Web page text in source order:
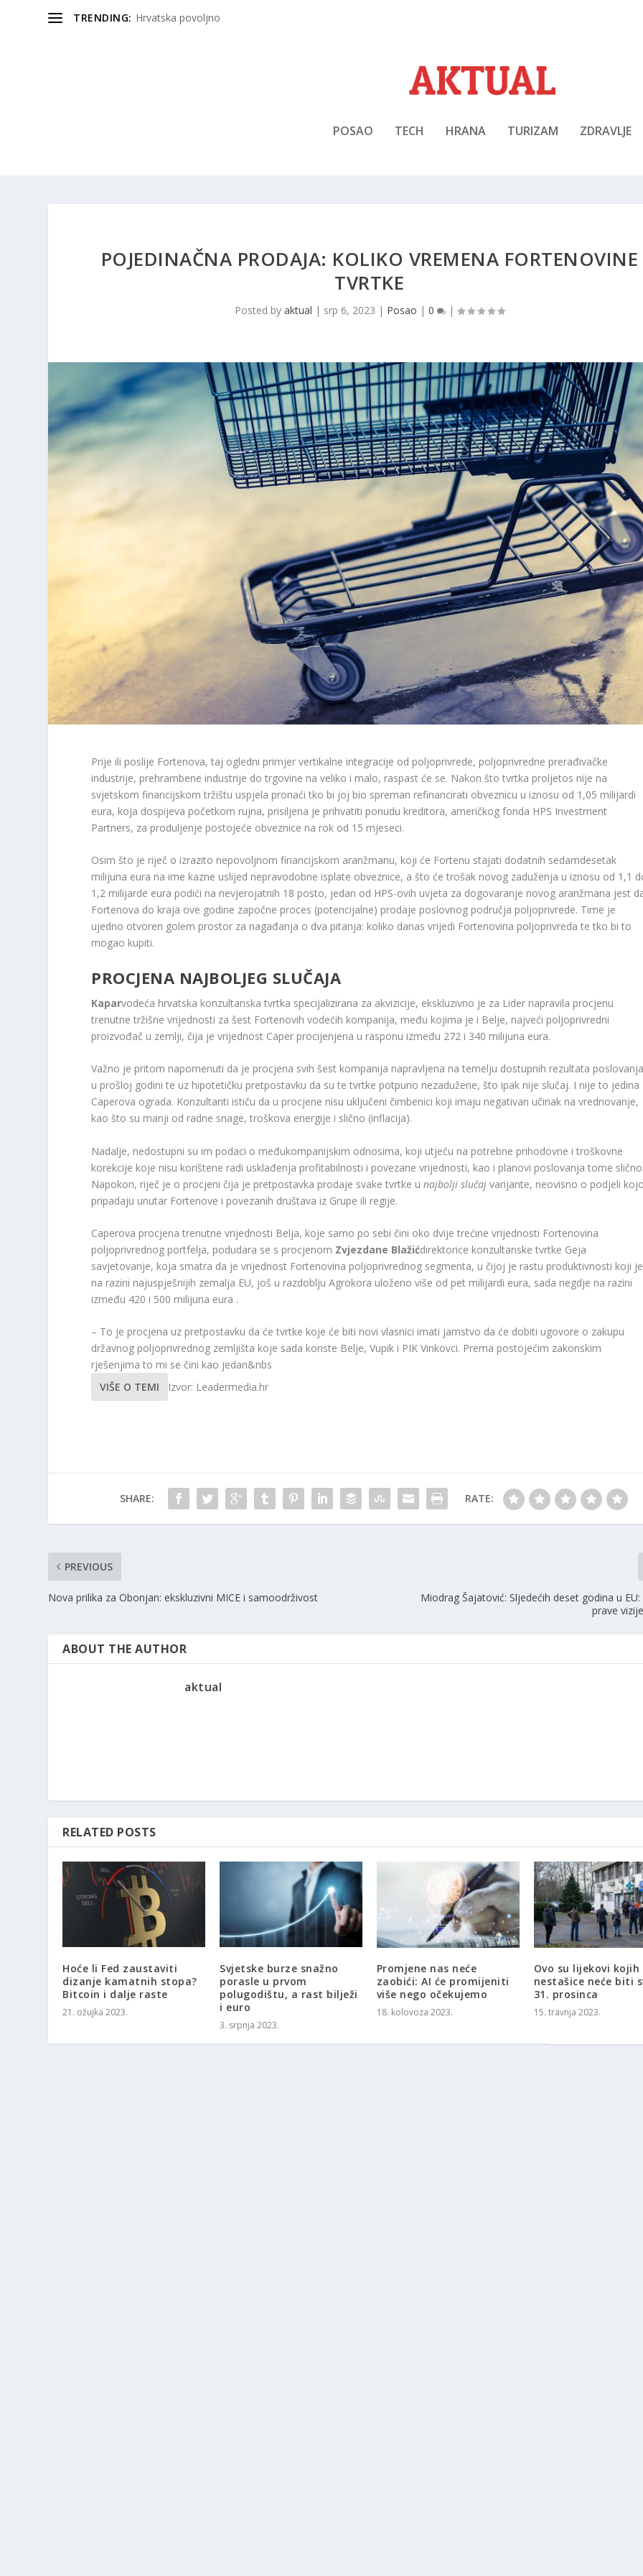
TRENDING: Hrvatska povoljno
POSAO TECH HRANA TURIZAM ZDRAVLJE
POJEDINAČNA PRODAJA: KOLIKO VREMENA FORTENOVINE
TVRTKE
Posted by aktual | srp 6, 2023 | Posao | 0 |
Prije ili poslije Fortenova, taj ogledni primjer vertikalne integracije od poljoprivrede, poljoprivredne prerađivačke
industrije, prehrambene industrije do trgovine na veliko i malo, raspast će se. Nakon što tvrtka proljetos nije na
svjetskom financijskom tržištu uspjela pronaći tko bi joj bio spreman refinancirati obveznicu u iznosu od 1,05 milijardi
eura, koja dospijeva početkom rujna, prisiljena je prihvatiti ponudu kreditora, američkog fonda HPS Investment
Partners, za produljenje postojeće obveznice na rok od 15 mjeseci.
Osim što je riječ o izrazito nepovoljnom financijskom aranžmanu, koji će Fortenu stajati dodatnih sedamdesetak
milijuna eura na ime kazne uslijed nepravodobne isplate obveznice, a što će trošak novog zaduženja u iznosu od 1,1
1,2 milijarde eura podići na nevjerojatnih 18 posto, jedan od HPS-ovih uvjeta za dogovaranje novog aranžmana jest
Fortenova do kraja ove godine započne proces (potencijalne) prodaje poslovnog područja poljoprivrede. Time je
ujedno otvoren golem prostor za nagađanja o dva pitanja: koliko danas vrijedi Fortenovina poljoprivreda te tko bi to
mogao kupiti.
PROCJENA NAJBOLJEG SLUČAJA
Kaparvodeća hrvatska konzultanska tvrtka specijalizirana za akvizicije, ekskluzivno je za Lider napravila procjenu
trenutne tržišne vrijednosti za šest Fortenovih vodećih kompanija, među kojima je i Belje, najveći poljoprivredni
proizvođač u zemlji, čija je vrijednost Caper procijenjena u rasponu između 272 i 340 milijuna eura.
Važno je pritom napomenuti da je procjena svih šest kompanija napravljena na temelju dostupnih rezultata
u prošloj godini te uz hipotetičku pretpostavku da su te tvrtke potpuno nezadužene, što ipak nije slučaj. I nije to jedina
Caperova ograda. Konzultanti ističu da u procjene nisu uključeni čimbenici koji imaju negativan učinak na vrednovanje,
kao što su manji od radne snage, troškova energije i slično (inflacija).
Nadalje, nedostupni su im podaci o međukompanijskim odnosima, koji utječu na potrebne prihodovne i troškovne
korekcije koje nisu korištene radi usklađenja profitabilnosti i povezane vrijednosti, kao i planovi poslovanja tome
Napokon, riječ je o procjeni čija je pretpostavka prodaje svake tvrtke unajbolji slučaj varijante, neovisno o podjeli
pripadaju unutar Fortenove i povezanih društava iz Grupe ili regije.
Caperova procjena trenutne vrijednosti Belja, koje samo po sebi čini oko dvije trećine vrijednosti Fortenovina
poljoprivrednog portfelja, podudara se s procjenom Zvjezdane Blažićdirektorice konzultanske tvrtke Geja
savjetovanje, koja smatra da je vrijednost Fortenovina poljoprivrednog segmenta, u čijoj je rastu produktivnosti koji je
na razini najuspješnijih zemalja EU, još u razdoblju Agrokora uloženo više od pet milijardi eura, sada negdje na razini
između 420 i 500 milijuna eura .
– To je procjena uz pretpostavku da će tvrtke koje će biti novi vlasnici imati jamstvo da će dobiti ugovore o zakupu
državnog poljoprivrednog zemljišta koje sada koriste Belje, Vupik i PIK Vinkovci. Prema postojećim zakonskim
rješenjima to mi se čini kao jedan&nbs
VIŠE O TEMI
Izvor: Leadermedia.hr
SHARE: RATE:
PREVIOUS
Nova prilika za Obonjan: ekskluzivni MICE i samoodrživost
Miodrag Šajatović: Sljedećih deset godina u
prave
ABOUT THE AUTHOR
aktual
RELATED POSTS
Hoće li Fed zaustaviti
dizanje kamatnih stopa?
Bitcoin i dalje raste
21. ožujka 2023.
Svjetske burze snažno
porasle u prvom
polugodištu, a rast bilježi
i euro
3. srpnja 2023.
Promjene nas neće
zaobići: AI će promijeniti
više nego očekujemo
18. kolovoza 2023.
Ovo su lijekovi kojih
nestašice neće biti
31. prosinca
15. travnja 2023.